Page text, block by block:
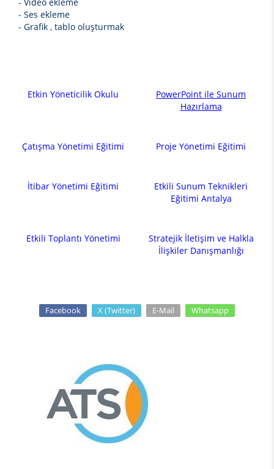
- Ses ekleme
- Grafik , tablo oluşturmak
Etkin Yöneticilik Okulu
PowerPoint ile Sunum
Hazırlama
Çatışma Yönetimi Eğitimi Proje Yönetimi Eğitimi
İtibar Yönetimi Eğitimi
Etkili Sunum Teknikleri
Eğitimi Antalya
Etkili Toplantı Yönetimi
Stratejik İletişim ve Halkla
İlişkiler Danışmanlığı
Facebook X (Twitter) E-Mail Whatsapp